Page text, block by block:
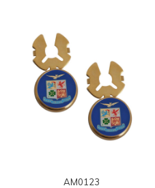
AM0123